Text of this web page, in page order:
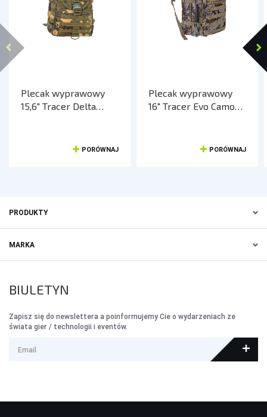
Plecak wyprawowy
15,6" Tracer Delta
PORÓWNAJ
Plecak wyprawowy
16" Tracer Evo Camo
PORÓWNAJ
PRODUKTY
MARKA
BIULETYN
Zapisz się do newslettera a poinformujemy Cie o wydarzeniach ze
świata gier / technologii i eventów.